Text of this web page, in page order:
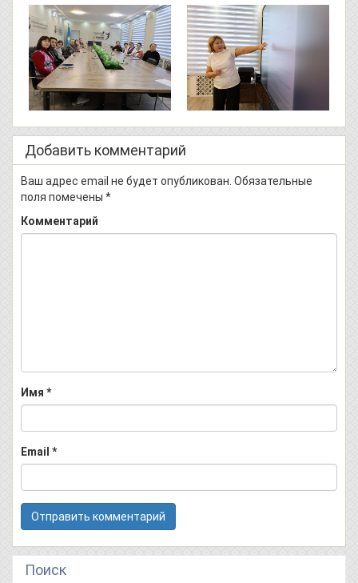
Добавить комментарий
Ваш адрес email не будет опубликован. Обязательные
поля помечены *
Комментарий
Имя *
Email *
Поиск